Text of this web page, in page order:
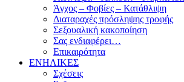
Άγχος – Φοβίες – Κατάθλιψη
Διαταραχές πρόσληψης τροφής
Σεξουαλική κακοποίηση
Σας ενδιαφέρει…
Επικαιρότητα
ΕΝΗΛΙΚΕΣ
Σχέσεις